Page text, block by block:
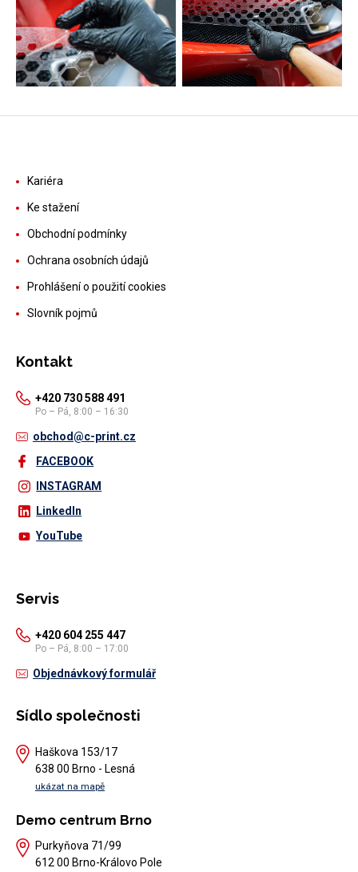
Kariéra
Ke stažení
Obchodní podmínky
Ochrana osobních údajů
Prohlášení o použití cookies
Slovník pojmů
Kontakt
+420 730 588 491
Po – Pá, 8:00 – 16:30
obchod@c-print.cz
FACEBOOK
INSTAGRAM
LinkedIn
YouTube
Servis
+420 604 255 447
Po – Pá, 8:00 – 17:00
Objednávkový formulář
Sídlo společnosti
Haškova 153/17
638 00 Brno - Lesná
ukázat na mapě
Demo centrum Brno
Purkyňova 71/99
612 00 Brno-Královo Pole